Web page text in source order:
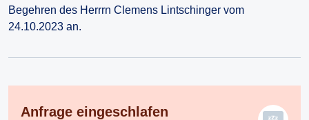
Begehren des Herrrn Clemens Lintschinger vom
24.10.2023 an.
Anfrage eingeschlafen